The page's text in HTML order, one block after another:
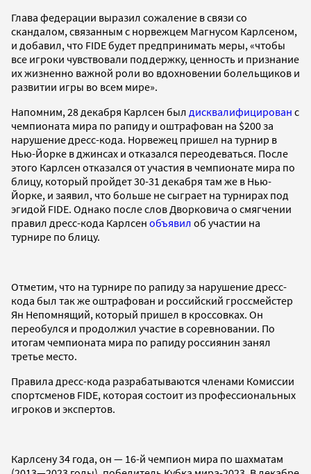
Глава федерации выразил сожаление в связи со
скандалом, связанным с норвежцем Магнусом Карлсеном,
и добавил, что FIDE будет предпринимать меры, «чтобы
все игроки чувствовали поддержку, ценность и признание
их жизненно важной роли во вдохновении болельщиков и
развитии игры во всем мире».
Напомним, 28 декабря Карлсен был дисквалифицирован с
чемпионата мира по рапиду и оштрафован на $200 за
нарушение дресс-кода. Норвежец пришел на турнир в
Нью-Йорке в джинсах и отказался переодеваться. После
этого Карлсен отказался от участия в чемпионате мира по
блицу, который пройдет 30-31 декабря там же в Нью-
Йорке, и заявил, что больше не сыграет на турнирах под
эгидой FIDE. Однако после слов Дворковича о смягчении
правил дресс-кода Карлсен объявил об участии на
турнире по блицу.
Отметим, что на турнире по рапиду за нарушение дресс-
кода был так же оштрафован и российский гроссмейстер
Ян Непомнящий, который пришел в кроссовках. Он
переобулся и продолжил участие в соревновании. По
итогам чемпионата мира по рапиду россиянин занял
третье место.
Правила дресс-кода разрабатываются членами Комиссии
спортсменов FIDE, которая состоит из профессиональных
игроков и экспертов.
Карлсену 34 года, он — 16-й чемпион мира по шахматам